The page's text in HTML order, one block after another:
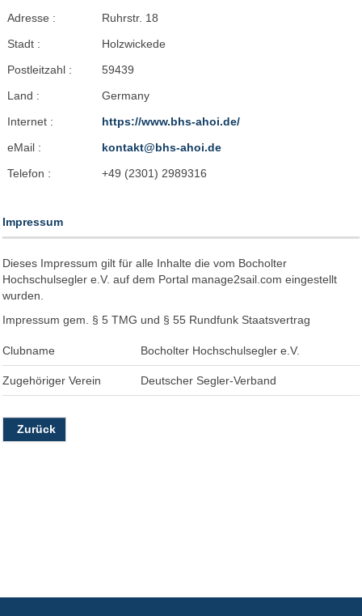
Adresse :
Ruhrstr. 18
Stadt :
Holzwickede
Postleitzahl :
59439
Land :
Germany
Internet :
https://www.bhs-ahoi.de/
eMail :
kontakt@bhs-ahoi.de
Telefon :
+49 (2301) 2989316
Impressum
Dieses Impressum gilt für alle Inhalte die vom Bocholter
Hochschulsegler e.V. auf dem Portal manage2sail.com eingestellt
wurden.
Impressum gem. § 5 TMG und § 55 Rundfunk Staatsvertrag
Clubname Bocholter Hochschulsegler e.V.
Zugehöriger Verein Deutscher Segler-Verband
Zurück